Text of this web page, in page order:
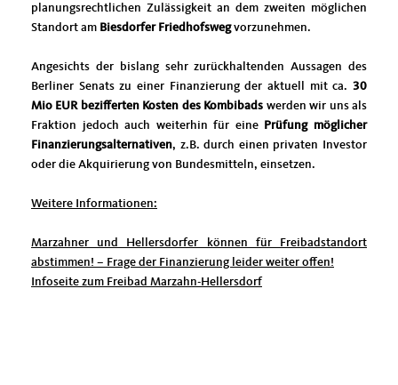
planungsrechtlichen Zulässigkeit an dem zweiten möglichen
Standort am Biesdorfer Friedhofswegvorzunehmen.
​Angesichts der bislang sehr zurückhaltenden Aussagen des
Berliner Senats zu einer Finanzierung der aktuell mit ca. 30
Mio EUR bezifferten Kosten des Kombibads werden wir uns als
Fraktion jedoch auch weiterhin für eine Prüfung möglicher
Finanzierungsalternativen, z.B. durch einen privaten Investor
oder die Akquirierung von Bundesmitteln, einsetzen.
Weitere Informationen:
Marzahner und Hellersdorfer können für Freibadstandort
abstimmen! – Frage der Finanzierung leider weiter offen!
Infoseite zum Freibad Marzahn-Hellersdorf